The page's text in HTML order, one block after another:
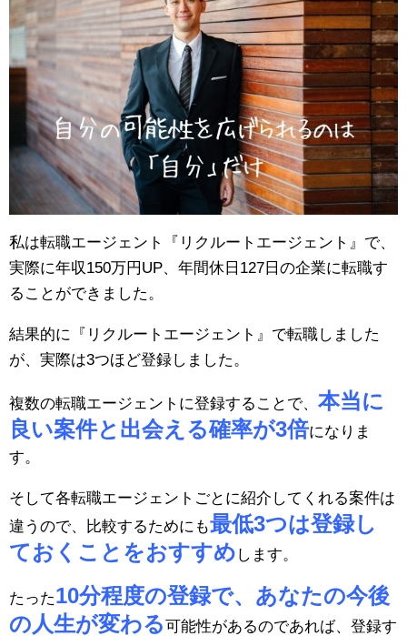
私は転職エージェント『リクルートエージェント』で、
実際に年収150万円UP、年間休日127日の企業に転職す
ることができました。
結果的に『リクルートエージェント』で転職しました
が、実際は3つほど登録しました。
複数の転職エージェントに登録することで、 本当に
良い案件と出会える確率が3倍になりま
す。
そして各転職エージェントごとに紹介してくれる案件は
違うので、比較するためにも最低3つは登録し
ておくことをおすすめ します。
たった10分程度の登録で、あなたの今後
の人生が変わる可能性があるのであれば、登録す